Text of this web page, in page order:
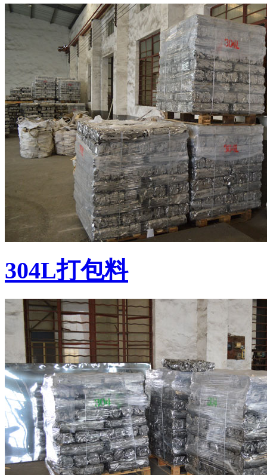
304L打包料